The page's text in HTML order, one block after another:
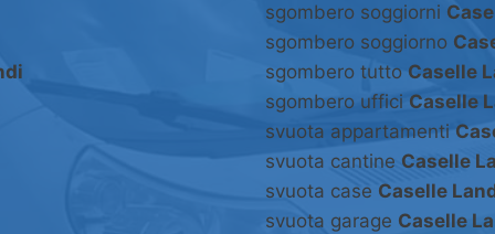
sgombero soggiorni
sgombero soggiorno
sgombero tutto Caselle
sgombero uffici Caselle
svuota appartamenti
svuota cantine Caselle
svuota case Caselle
svuota garage Caselle